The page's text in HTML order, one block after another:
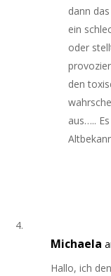
dann
ein
oder
den
aus…..
Michaela
Hallo, ich